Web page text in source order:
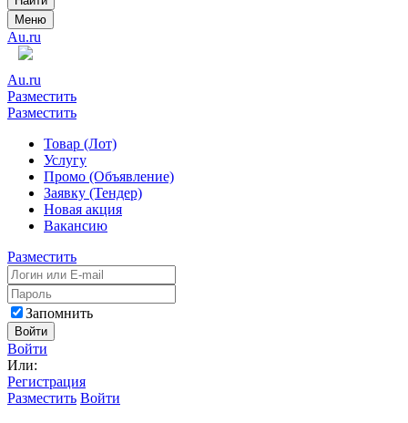
Меню
Au.ru
Au.ru
Разместить
Разместить
Товар (Лот)
Услугу
Промо (Объявление)
Заявку (Тендер)
Новая акция
Вакансию
Разместить
Запомнить
Войти
Войти
Или:
Регистрация
Разместить Войти